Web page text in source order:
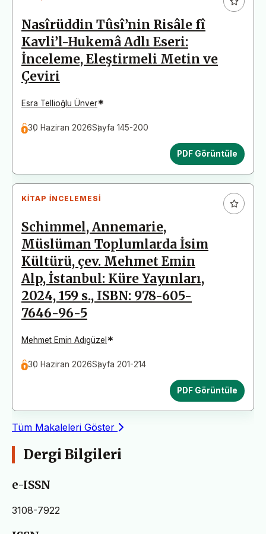
Nasîrüddin Tûsî’nin Risâle fî
Kavli’l-Hukemâ Adlı Eseri:
İnceleme, Eleştirmeli Metin ve
Çeviri
Esra Tellioğlu Ünver*
30 Haziran 2026Sayfa 145-200
PDF Görüntüle
KITAP İNCELEMESI
Schimmel, Annemarie,
Müslüman Toplumlarda İsim
Kültürü, çev. Mehmet Emin
Alp, İstanbul: Küre Yayınları,
2024, 159 s., ISBN: 978-605-
7646-96-5
Mehmet Emin Adıgüzel *
30 Haziran 2026Sayfa 201-214
PDF Görüntüle
Tüm Makaleleri Göster
Dergi Bilgileri
e-ISSN
3108-7922